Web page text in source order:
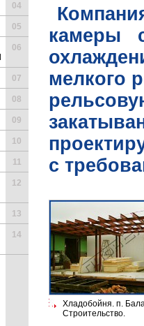
камеры
мелкого
с
Хладобойня. п.
Строительство.
04
05
06
07
08
09
10
11
12
13
14